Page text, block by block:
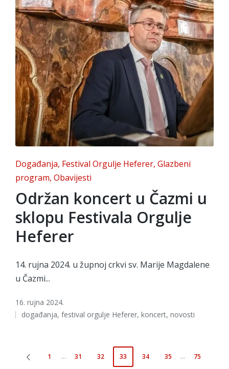
Posted
in
Događanja Festival Orgulje Heferer Glazbeni
program Obavijesti
Održan koncert u Čazmi u
sklopu Festivala Orgulje
Heferer
14. rujna 2024. u župnoj crkvi sv. Marije Magdalene
u Čazmi...
16. rujna 2024.
Tags:
događanja, festival orgulje Heferer, koncert, novosti
Brojevi
PREVIOUS 1 … 31 32 33 34 35 … 75